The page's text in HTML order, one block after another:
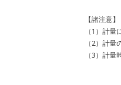
【諸注意】
（1）計
（2）計
（3）計